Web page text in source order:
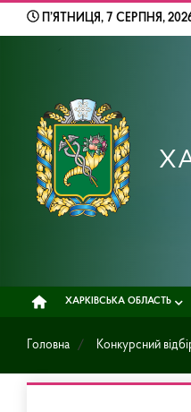
П’ЯТНИЦЯ, 7 СЕРПНЯ,
ХАРКІВСЬКА ОБЛАСТЬ
Головна Конкурсний